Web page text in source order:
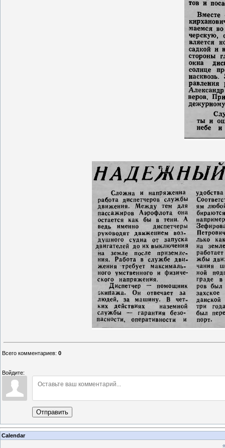
Всего комментариев: 0
Войдите:
Отправить
Calendar
«